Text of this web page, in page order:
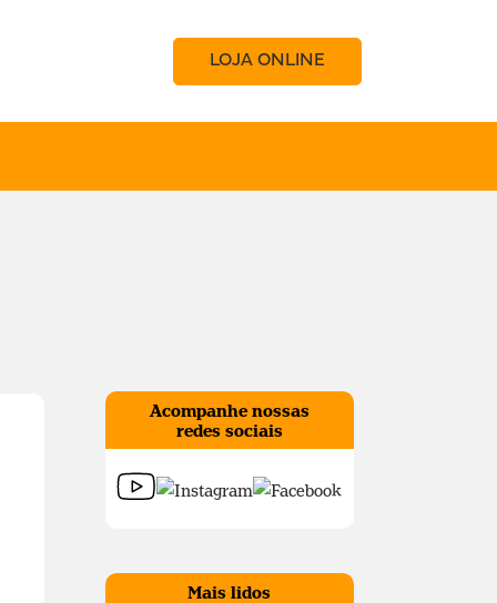
LOJA ONLINE
Acompanhe nossas
redes sociais
Mais lidos